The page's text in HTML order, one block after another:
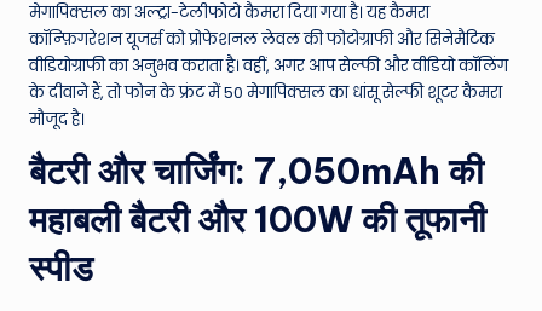
मेगापिक्सल का अल्ट्रा-टेलीफोटो कैमरा दिया गया है। यह कैमरा
कॉन्फ़िगरेशन यूजर्स को प्रोफेशनल लेवल की फोटोग्राफी और सिनेमैटिक
वीडियोग्राफी का अनुभव कराता है। वहीं, अगर आप सेल्फी और वीडियो कॉलिंग
के दीवाने हैं, तो फोन के फ्रंट में 50 मेगापिक्सल का धांसू सेल्फी शूटर कैमरा
मौजूद है।
बैटरी और चार्जिंग: 7,050mAh की
महाबली बैटरी और 100W की तूफानी
स्पीड